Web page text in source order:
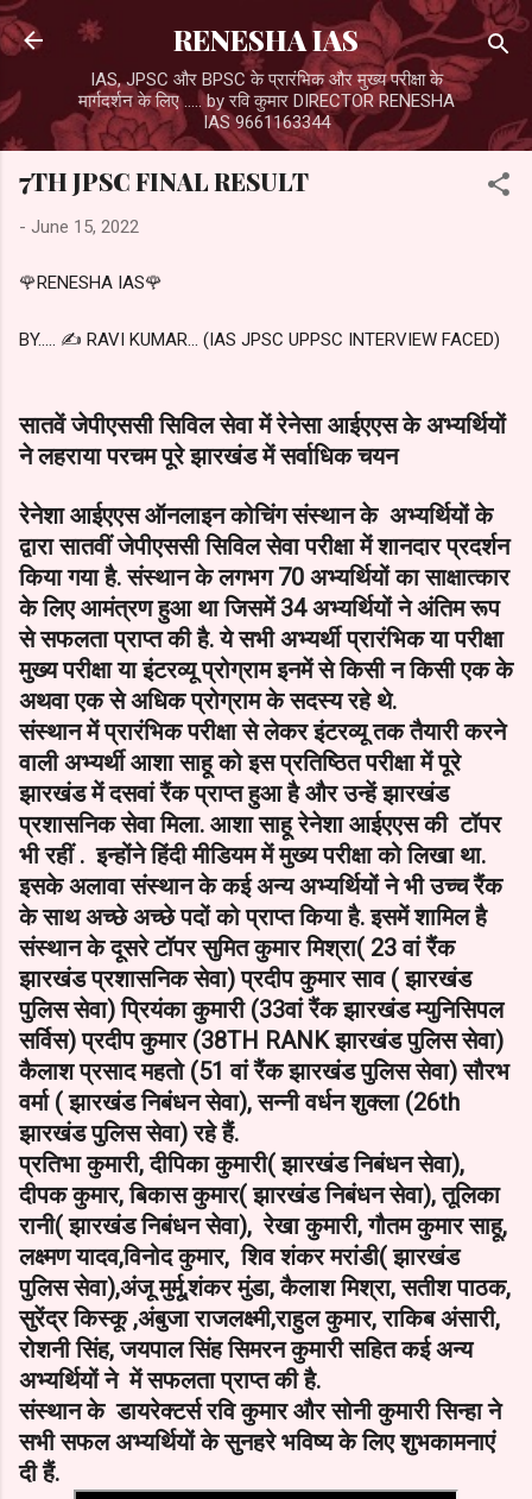
Skip to main content
RENESHA IAS
IAS, JPSC और BPSC के प्रारंभिक और मुख्य परीक्षा के
मार्गदर्शन के लिए ..... by रवि कुमार DIRECTOR RENESHA
IAS 9661163344
7TH JPSC FINAL RESULT
- June 15, 2022
🌹RENESHA IAS🌹
BY..... ✍️ RAVI KUMAR... (IAS JPSC UPPSC INTERVIEW FACED)
सातवें जेपीएससी सिविल सेवा में रेनेसा आईएएस के अभ्यर्थियों
ने लहराया परचम पूरे झारखंड में सर्वाधिक चयन
रेनेशा आईएएस ऑनलाइन कोचिंग संस्थान के अभ्यर्थियों के
द्वारा सातवीं जेपीएससी सिविल सेवा परीक्षा में शानदार प्रदर्शन
किया गया है. संस्थान के लगभग 70 अभ्यर्थियों का साक्षात्कार
के लिए आमंत्रण हुआ था जिसमें 34 अभ्यर्थियों ने अंतिम रूप
से सफलता प्राप्त की है. ये सभी अभ्यर्थी प्रारंभिक या परीक्षा
मुख्य परीक्षा या इंटरव्यू प्रोग्राम इनमें से किसी न किसी एक के
अथवा एक से अधिक प्रोग्राम के सदस्य रहे थे.
संस्थान में प्रारंभिक परीक्षा से लेकर इंटरव्यू तक तैयारी करने
वाली अभ्यर्थी आशा साहू को इस प्रतिष्ठित परीक्षा में पूरे
झारखंड में दसवां रैंक प्राप्त हुआ है और उन्हें झारखंड
प्रशासनिक सेवा मिला. आशा साहू रेनेशा आईएएस की टॉपर
भी रहीं . इन्होंने हिंदी मीडियम में मुख्य परीक्षा को लिखा था.
इसके अलावा संस्थान के कई अन्य अभ्यर्थियों ने भी उच्च रैंक
के साथ अच्छे अच्छे पदों को प्राप्त किया है. इसमें शामिल है
संस्थान के दूसरे टॉपर सुमित कुमार मिश्रा( 23 वां रैंक
झारखंड प्रशासनिक सेवा) प्रदीप कुमार साव ( झारखंड
पुलिस सेवा) प्रियंका कुमारी (33वां रैंक झारखंड म्युनिसिपल
सर्विस) प्रदीप कुमार (38TH RANK झारखंड पुलिस सेवा)
कैलाश प्रसाद महतो (51 वां रैंक झारखंड पुलिस सेवा) सौरभ
वर्मा ( झारखंड निबंधन सेवा), सन्नी वर्धन शुक्ला (26th
झारखंड पुलिस सेवा) रहे हैं.
प्रतिभा कुमारी, दीपिका कुमारी( झारखंड निबंधन सेवा),
दीपक कुमार, बिकास कुमार( झारखंड निबंधन सेवा), तूलिका
रानी( झारखंड निबंधन सेवा), रेखा कुमारी, गौतम कुमार साहू,
लक्ष्मण यादव,विनोद कुमार, शिव शंकर मरांडी( झारखंड
पुलिस सेवा),अंजू मुर्मू,शंकर मुंडा, कैलाश मिश्रा, सतीश पाठक,
सुरेंद्र किस्कू ,अंबुजा राजलक्ष्मी,राहुल कुमार, राकिब अंसारी,
रोशनी सिंह, जयपाल सिंह सिमरन कुमारी सहित कई अन्य
अभ्यर्थियों ने में सफलता प्राप्त की है.
संस्थान के डायरेक्टर्स रवि कुमार और सोनी कुमारी सिन्हा ने
सभी सफल अभ्यर्थियों के सुनहरे भविष्य के लिए शुभकामनाएं
दी हैं.